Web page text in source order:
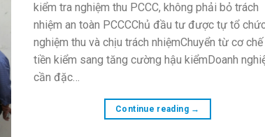
kiểm tra nghiệm thu PCCC, không phải bỏ trách
nhiệm an toàn PCCCChủ đầu tư được tự tổ
nghiệm thu và chịu trách nhiệmChuyển từ cơ chế
tiền kiểm sang tăng cường hậu kiểmDoanh
cần đặc…
Continue reading →